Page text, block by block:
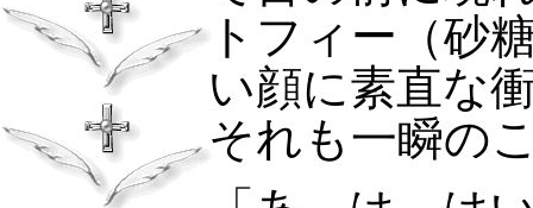
トフィー（砂
い顔に素直な
それも一瞬の